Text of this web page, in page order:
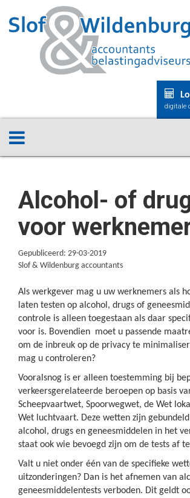
digitale
Alcohol- of
voor
Gepubliceerd: 29-03-2019
Slof & Wildenburg accountants
Als werkgever mag u uw werknemers als
laten testen op alcohol, drugs of
controle is alleen toegestaan als daar
voor is. Bovendien moet u passende
om de inbreuk op de privacy te
mag u controleren?
Vooralsnog is er alleen toestemming bij
verkeersgerelateerde beroepen op basis
Scheepvaartwet, Spoorwegwet, de Wet
Wet luchtvaart. Deze wetten zijn
alcohol, drugs en geneesmiddelen in het
staat ook wie bevoegd zijn om de tests af
Valt u niet onder één van de specifieke
uitzonderingen? Dan is het afnemen van
geneesmiddelentests verboden. Dit geldt